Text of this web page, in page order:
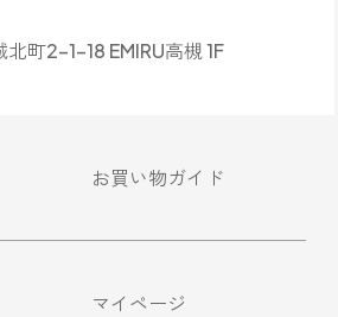
町2-1-18 EMIRU高槻 1F
お買い物ガイド
マイページ